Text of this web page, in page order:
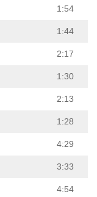
1:54
1:44
2:17
1:30
2:13
1:28
4:29
3:33
4:54